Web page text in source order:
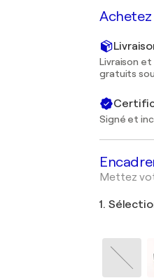
Livraison
gratuits
Signé et
Mettez
1.